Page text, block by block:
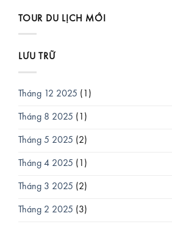
TOUR DU LỊCH MỚI
LƯU TRỮ
Tháng 12 2025 (1)
Tháng 8 2025 (1)
Tháng 5 2025 (2)
Tháng 4 2025 (1)
Tháng 3 2025 (2)
Tháng 2 2025 (3)